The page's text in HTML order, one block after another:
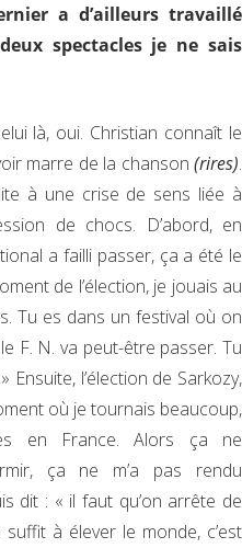
a d’ailleurs travaillé
spectacles je ne sais
là, oui. Christian connaît le
marre de la chanson (rires).
à une crise de sens liée à
de chocs. D’abord, en
a failli passer, ça a été le
de l’élection, je jouais au
Tu es dans un festival où on
F. N. va peut-être passer. Tu
Ensuite, l’élection de Sarkozy,
où je tournais beaucoup,
en France. Alors ça ne
ça ne m’a pas rendu
dit : « il faut qu’on arrête de
à élever le monde, c’est